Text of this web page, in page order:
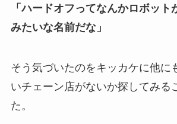
「ハードオフってなんかロボット
みたいな名前だな」
そう気づいたのをキッカケに他に
いチェーン店がないか探してみる
た。